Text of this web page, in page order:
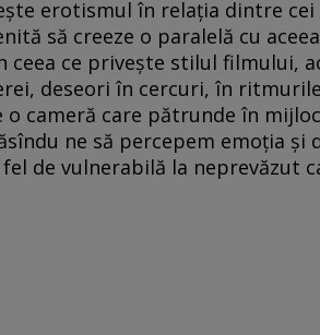
erotismul în relaţia dintre cei
să creeze o paralelă cu
ceea ce priveşte stilul filmului,
deseori în cercuri, în
o cameră care pătrunde în
ne să percepem emoţia şi
fel de vulnerabilă la neprevăzut